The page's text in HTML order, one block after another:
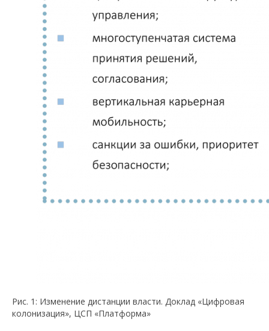
Рис. 1: Изменение дистанции власти. Доклад «Цифровая
колонизация», ЦСП «Платформа»